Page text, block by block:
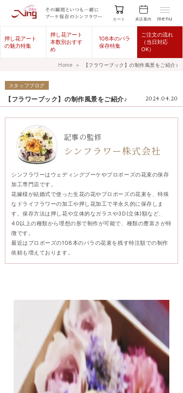
カート 来店案内 menu
押し花アート
の魅力特集
押し花アート
本数別おすす
め
108本のバラ
保存特集
ご注文の流れ
（当日対応
OK）
Home ＞ 【フラワーブック】の制作風景をご紹介♪
スタッフブログ
2024.04.20
【フラワーブック】の制作風景をご紹介♪
記事の監修
シンフラワー株式会社
シンフラワーはウェディングブーケやプロポーズの花束の保存
加工専門店です。
花嫁様が結婚式で使った生花の花やプロポーズの花束を、特殊
なドライフラワーの加工や押し花加工で半永久的に保存しま
す。保存方法は押し花や立体的なガラスや3D(立体)額など、
40以上の種類から理想の形で制作が可能で、種類の豊富さが特
徴です。
最近はプロポーズの108本のバラの花束を残す特注額での制作
依頼も増えております。